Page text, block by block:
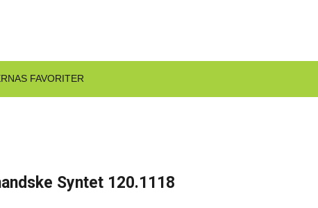
FAVORITER
Syntet 120.1118